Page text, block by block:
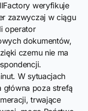
weryfikuje
zazwyczaj w ciągu
operator
dokumentów,
czemu nie ma
W sytuacjach
poza strefą
trwające